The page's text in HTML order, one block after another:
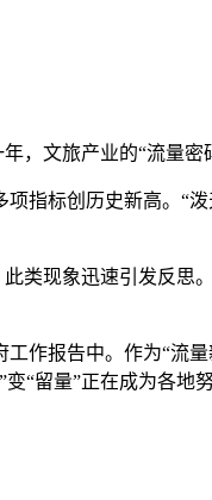
文旅产业的“流量密
标创历史新高。“
现象迅速引发反思
报告中。作为“流
“留量”正在成为各地